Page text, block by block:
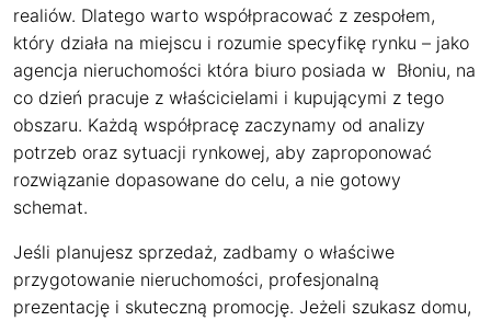
realiów. Dlatego warto współpracować z zespołem,
który działa na miejscu i rozumie specyfikę rynku – jako
agencja nieruchomości która biuro posiada w Błoniu, na
co dzień pracuje z właścicielami i kupującymi z tego
obszaru. Każdą współpracę zaczynamy od analizy
potrzeb oraz sytuacji rynkowej, aby zaproponować
rozwiązanie dopasowane do celu, a nie gotowy
schemat.
Jeśli planujesz sprzedaż, zadbamy o właściwe
przygotowanie nieruchomości, profesjonalną
prezentację i skuteczną promocję. Jeżeli szukasz domu,